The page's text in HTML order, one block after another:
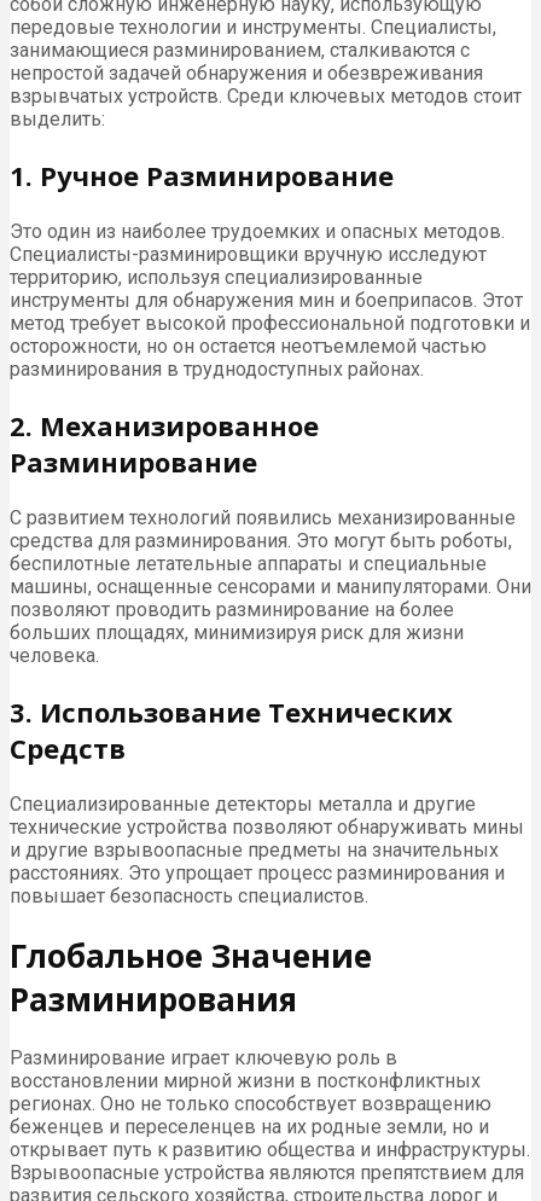
передовые технологии и инструменты. Специалисты,
занимающиеся разминированием, сталкиваются с
непростой задачей обнаружения и обезвреживания
взрывчатых устройств. Среди ключевых методов стоит
выделить:
1. Ручное Разминирование
Это один из наиболее трудоемких и опасных методов.
Специалисты-разминировщики вручную исследуют
территорию, используя специализированные
инструменты для обнаружения мин и боеприпасов. Этот
метод требует высокой профессиональной подготовки и
осторожности, но он остается неотъемлемой частью
разминирования в труднодоступных районах.
2. Механизированное
Разминирование
С развитием технологий появились механизированные
средства для разминирования. Это могут быть роботы,
беспилотные летательные аппараты и специальные
машины, оснащенные сенсорами и манипуляторами. Они
позволяют проводить разминирование на более
больших площадях, минимизируя риск для жизни
человека.
3. Использование Технических
Средств
Специализированные детекторы металла и другие
технические устройства позволяют обнаруживать мины
и другие взрывоопасные предметы на значительных
расстояниях. Это упрощает процесс разминирования и
повышает безопасность специалистов.
Глобальное Значение
Разминирования
Разминирование играет ключевую роль в
восстановлении мирной жизни в постконфликтных
регионах. Оно не только способствует возвращению
беженцев и переселенцев на их родные земли, но и
открывает путь к развитию общества и инфраструктуры.
Взрывоопасные устройства являются препятствием для
развития сельского хозяйства, строительства дорог и